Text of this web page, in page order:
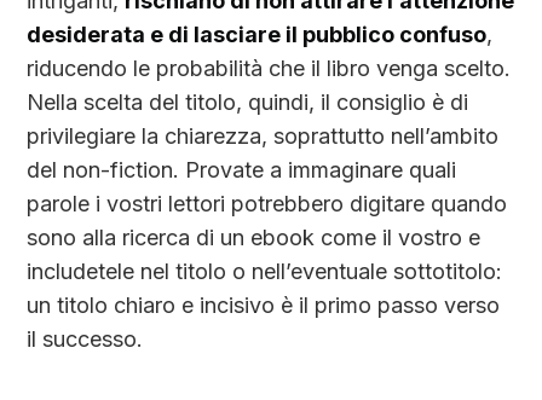
desiderata e di lasciare il pubblico confuso,
riducendo le probabilità che il libro venga scelto.
Nella scelta del titolo, quindi, il consiglio è di
privilegiare la chiarezza, soprattutto nell’ambito
del non-fiction. Provate a immaginare quali
parole i vostri lettori potrebbero digitare quando
sono alla ricerca di un ebook come il vostro e
includetele nel titolo o nell’eventuale sottotitolo:
un titolo chiaro e incisivo è il primo passo verso
il successo.